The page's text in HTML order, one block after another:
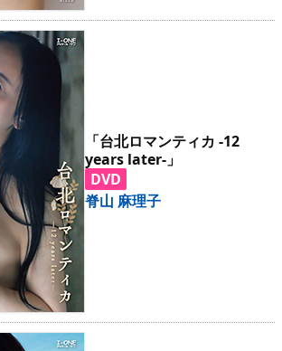
「台北ロマンティカ -12
years later-」
DVD
脊山 麻理子